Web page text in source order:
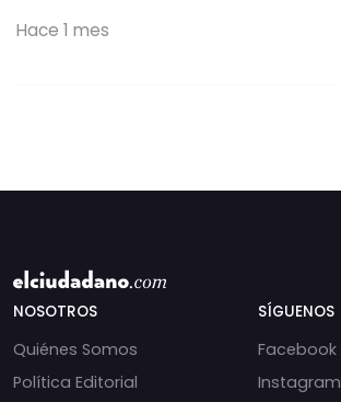
Hace 1 mes
NOSOTROS
Quiénes Somos
Política Editorial
SÍGUENOS
Facebook
Instagram